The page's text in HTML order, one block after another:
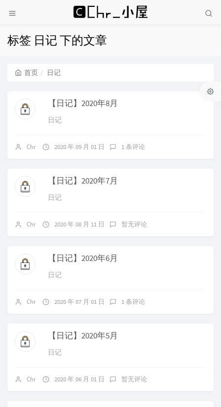
标签 日记 下的文章
首页 日记
【日记】2020年8月
日记
Chr 2020 年 09 月 01 日 1 条评论
【日记】2020年7月
日记
Chr 2020 年 08 月 11 日 暂无评论
【日记】2020年6月
日记
Chr 2020 年 07 月 01 日 1 条评论
【日记】2020年5月
日记
Chr 2020 年 06 月 01 日 暂无评论